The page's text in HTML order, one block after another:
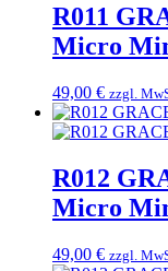
R011
Micro
49,00 € zzgl.
R012
Micro
49,00 € zzgl.